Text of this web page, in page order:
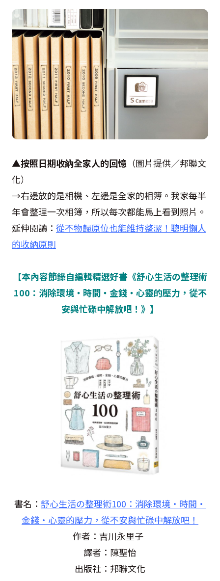
▲按照日期收納全家人的回憶 （圖片提供／邦聯文
化）
→右邊放的是相機、左邊是全家的相簿。我家每半
年會整理一次相簿，所以每次都能馬上看到照片。
延伸閱讀： 從不物歸原位也能維持整潔！聰明懶人
的收納原則
【本內容節錄自編輯精選好書《舒心生活の整理術
100：消除環境‧時間‧金錢‧心靈的壓力，從不
安與忙碌中解放吧！》】
書名： 舒心生活の整理術100：消除環境‧時間‧
金錢‧心靈的壓力，從不安與忙碌中解放吧！
作者：吉川永里子
譯者：陳聖怡
出版社：邦聯文化